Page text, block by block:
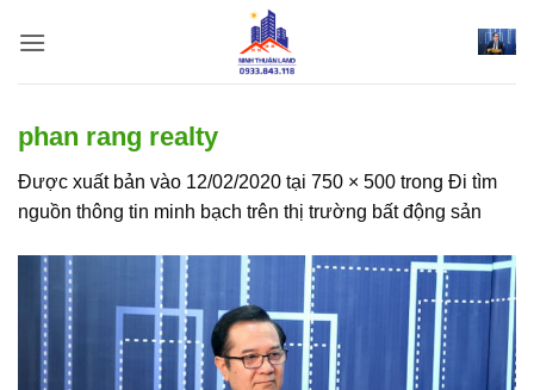
qua
phan rang realty
Được xuất bản vào 12/02/2020 tại 750 × 500 trong Đi tìm
nguồn thông tin minh bạch trên thị trường bất động sản